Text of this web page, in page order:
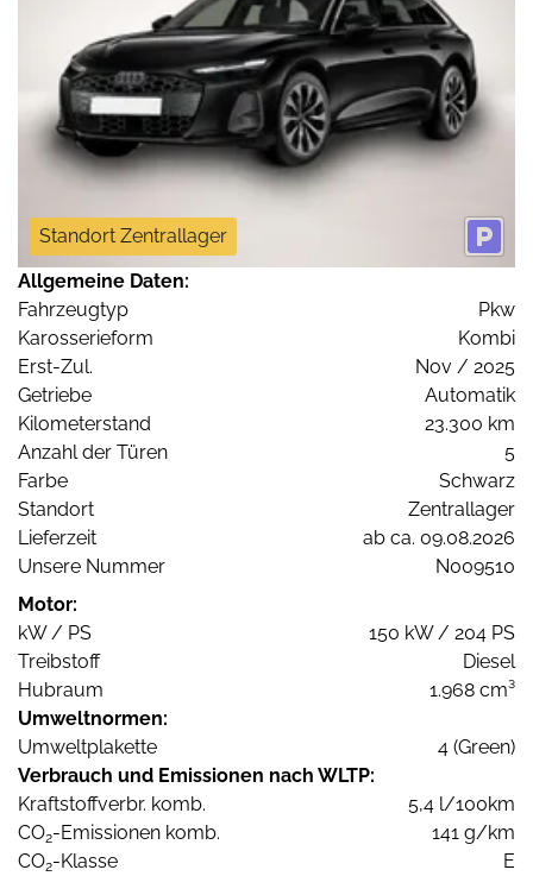
Standort Zentrallager
Allgemeine Daten:
Fahrzeugtyp
Pkw
Karosserieform
Kombi
Erst-Zul.
Nov / 2025
Getriebe
Automatik
Kilometerstand
23.300 km
Anzahl der Türen
5
Farbe
Schwarz
Standort
Zentrallager
Lieferzeit
ab ca. 09.08.2026
Unsere Nummer
N009510
Motor:
kW / PS
150 kW / 204 PS
Treibstoff
Diesel
Hubraum
1.968 cm³
Umweltnormen:
Umweltplakette
4 (Green)
Verbrauch und Emissionen nach WLTP:
Kraftstoffverbr. komb.
5,4 l/100km
CO2-Emissionen komb.
141 g/km
CO2-Klasse E